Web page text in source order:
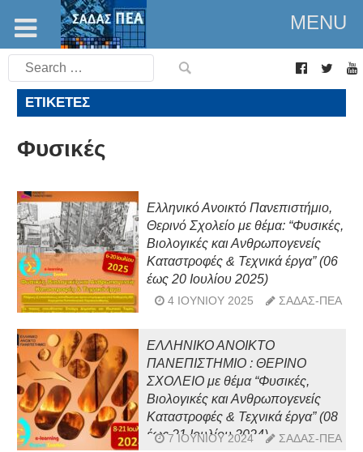
MENU
Search
for:
ΕΤΙΚΈΤΕΣ
Φυσικές
Ελληνικό Ανοικτό Πανεπιστήμιο,
Θερινό Σχολείο με θέμα: “Φυσικές,
Βιολογικές και Ανθρωπογενείς
Καταστροφές & Τεχνικά έργα” (06
έως 20 Ιουλίου 2025)
4 ΙΟΥΝΊΟΥ 2025 ΣΑΔΑΣ-ΠΕΑ
ΕΛΛΗΝΙΚΟ ΑΝΟΙΚΤΟ
ΠΑΝΕΠΙΣΤΗΜΙΟ : ΘΕΡΙΝΟ
ΣΧΟΛΕΙΟ με θέμα “Φυσικές,
Βιολογικές και Ανθρωπογενείς
Καταστροφές & Τεχνικά έργα” (08
έως 21 Ιουλίου 2024)
7 ΙΟΥΝΊΟΥ 2024 ΣΑΔΑΣ-ΠΕΑ